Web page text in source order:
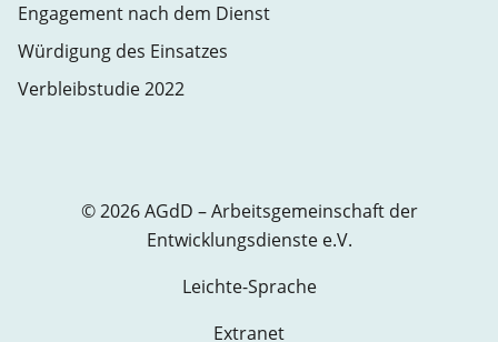
Engagement nach dem Dienst
Würdigung des Einsatzes
Verbleibstudie 2022
© 2026 AGdD – Arbeitsgemeinschaft der
Entwicklungsdienste e.V.
Leichte-Sprache
Extranet